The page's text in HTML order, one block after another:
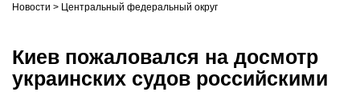
Новости > Центральный федеральный округ
Киев пожаловался на досмотр
украинских судов российскими